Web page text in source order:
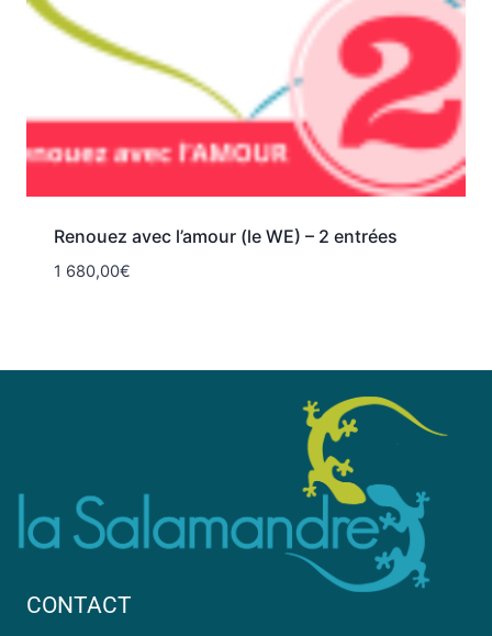
Renouez avec l’amour (le WE) – 2 entrées
1 680,00€
CONTACT